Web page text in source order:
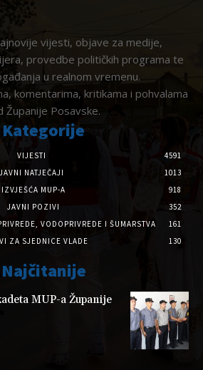
vijesti, objave za medije,
provedbe političkih programa te
u realnom vremenu.
komentarima, kritikama i pohvalama
Županije Posavske.
Kategorije
VIJESTI
4591
JAVNI NATJEČAJI
1013
IZVJEŠĆA MUP-A
918
JAVNI POZIVI
352
VODOPRIVREDE I ŠUMARSTVA
161
ZA SJEDNICE VLADE
130
Najčitanije
MUP-a Županije